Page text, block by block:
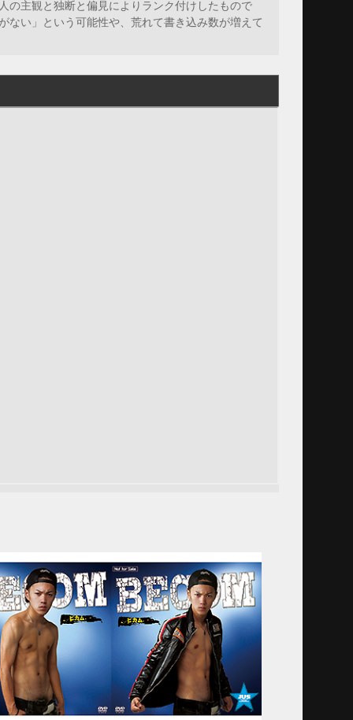
の主観と独断と偏見によりランク付けしたもので
ない」という可能性や、荒れて書き込み数が増えて